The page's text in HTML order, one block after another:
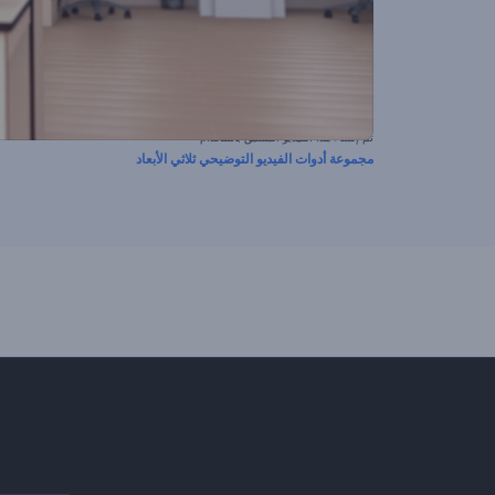
تم إنشاء هذا الفيديو المسبق باستخدام
مجموعة أدوات الفيديو التوضيحي ثلاثي الأبعاد